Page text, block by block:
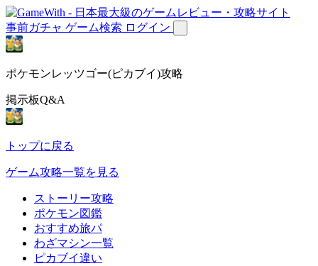
事前ガチャ ゲーム検索 ログイン
ポケモンレッツゴー(ピカブイ)攻略
掲示板Q&A
トップに戻る
ゲーム攻略一覧を見る
ストーリー攻略
ポケモン図鑑
おすすめ旅パ
わざマシン一覧
ピカブイ違い